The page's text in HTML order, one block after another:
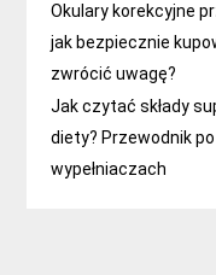
Okulary korekcyjne
jak bezpiecznie
zwrócić uwagę?
Jak czytać składy
diety? Przewodnik
wypełniaczach